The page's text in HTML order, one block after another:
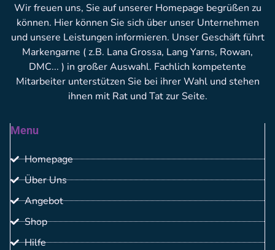
Wir freuen uns, Sie auf unserer Homepage begrüßen zu
können. Hier können Sie sich über unser Unternehmen
und unsere Leistungen informieren. Unser Geschäft führt
Markengarne ( z.B. Lana Grossa, Lang Yarns, Rowan,
DMC... ) in großer Auswahl. Fachlich kompetente
Mitarbeiter unterstützen Sie bei ihrer Wahl und stehen
ihnen mit Rat und Tat zur Seite.
Menu
Homepage
Über Uns
Angebot
Shop
Hilfe